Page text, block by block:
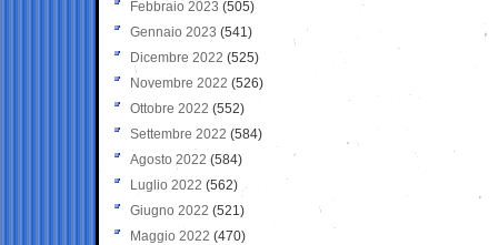
Febbraio 2023 (505)
Gennaio 2023 (541)
Dicembre 2022 (525)
Novembre 2022 (526)
Ottobre 2022 (552)
Settembre 2022 (584)
Agosto 2022 (584)
Luglio 2022 (562)
Giugno 2022 (521)
Maggio 2022 (470)